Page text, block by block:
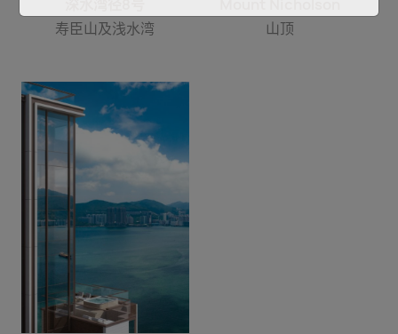
寿臣山及浅水湾
山顶